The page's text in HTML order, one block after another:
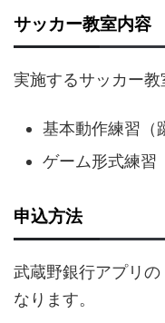
サッカー教室内容
実施するサッカー教
基本動作練習（
ゲーム形式練習
申込方法
武蔵野銀行アプリ
なります。